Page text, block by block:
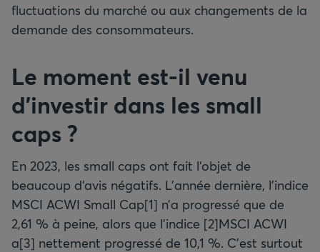
fluctuations du marché ou aux changements de la
demande des consommateurs.
Le moment est-il venu
d’investir dans les small
caps ?
En 2023, les small caps ont fait l‘objet de
beaucoup d‘avis négatifs. L’année dernière, l’indice
MSCI ACWI Small Cap[1] n’a progressé que de
2,61 % à peine, alors que l’indice [2]MSCI ACWI
a[3] nettement progressé de 10,1 %. C’est surtout